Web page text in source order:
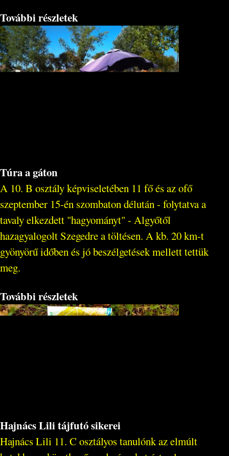
További részletek
Túra a gáton
A 10. B osztály képviseletében 11 fő és az ofő
szeptember 15-én szombaton délután - folytatva a
tavaly elkezdett "hagyományt" - Algyőtől
hazagyalogolt Szegedre a töltésen. A kb. 20 km-t
gyönyörű időben és jó beszélgetések mellett tettük
meg.
További részletek
Hajnács Lili tájfutó sikerei
Hajnács Lili 11. C osztályos tanulónk az elmúlt